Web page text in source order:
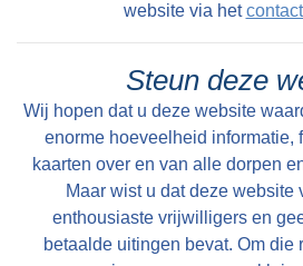
Tekst: © Foto: © Bauke
website via het
Steun deze
Wij hopen dat u deze website
enorme hoeveelheid informatie,
kaarten over en van alle dorpen
Maar wist u dat deze website
enthousiaste vrijwilligers en
betaalde uitingen bevat. Om die